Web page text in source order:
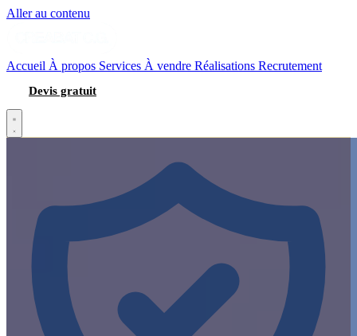
Aller au contenu
Accueil À propos Services À vendre Réalisations Recrutement
Devis gratuit